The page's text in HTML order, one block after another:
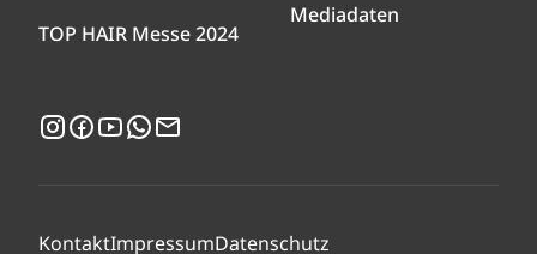
TOP HAIR Messe 2024
Mediadaten
Instagram
Facebook
YouTubeWhatsApp
KontaktImpressumDatenschutz